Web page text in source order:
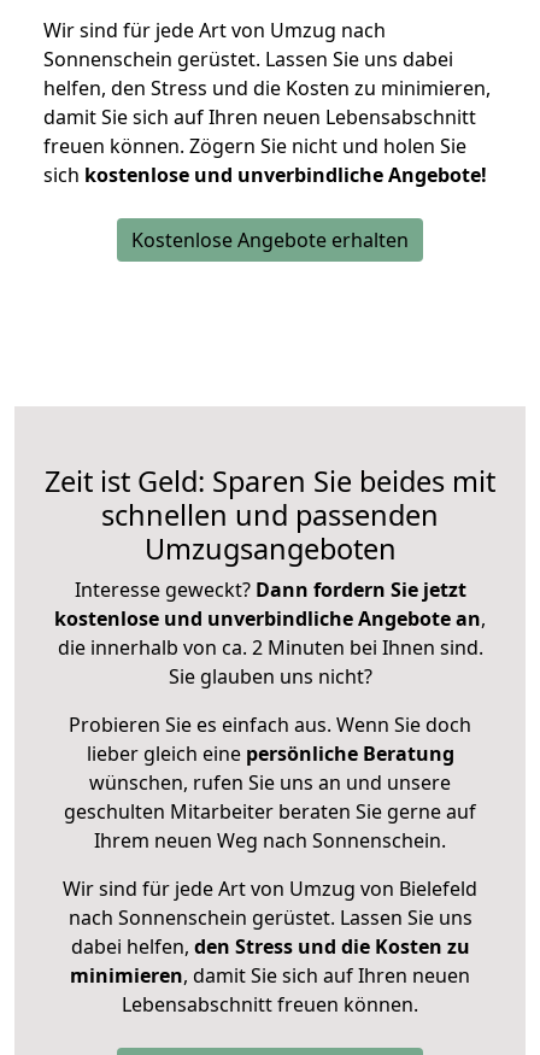
Wir sind für jede Art von Umzug nach
Sonnenschein gerüstet. Lassen Sie uns dabei
helfen, den Stress und die Kosten zu minimieren,
damit Sie sich auf Ihren neuen Lebensabschnitt
freuen können. Zögern Sie nicht und holen Sie
sich kostenlose und unverbindliche Angebote!
Kostenlose Angebote erhalten
Zeit ist Geld: Sparen Sie beides mit
schnellen und passenden
Umzugsangeboten
Interesse geweckt? Dann fordern Sie jetzt
kostenlose und unverbindliche Angebote an,
die innerhalb von ca. 2 Minuten bei Ihnen sind.
Sie glauben uns nicht?
Probieren Sie es einfach aus. Wenn Sie doch
lieber gleich eine persönliche Beratung
wünschen, rufen Sie uns an und unsere
geschulten Mitarbeiter beraten Sie gerne auf
Ihrem neuen Weg nach Sonnenschein.
Wir sind für jede Art von Umzug von Bielefeld
nach Sonnenschein gerüstet. Lassen Sie uns
dabei helfen, den Stress und die Kosten zu
minimieren, damit Sie sich auf Ihren neuen
Lebensabschnitt freuen können.